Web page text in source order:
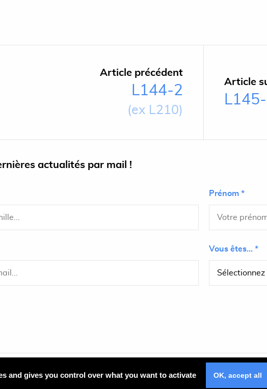
Article précédent
L144-2
(ex L210)
Article
actualités par mail !
Prénom *
Vous êtes... *
Plan du site
and gives you control over what you want to activate OK, accept all